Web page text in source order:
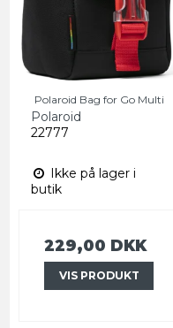
Polaroid Bag for Go Multi
Polaroid
22777
Ikke på lager i
butik
229,00 DKK
VIS PRODUKT